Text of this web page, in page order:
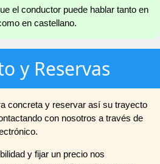
el conductor puede hablar tanto en
en castellano.
y Reservas
concreta y reservar así su trayecto
con nosotros a través de
y fijar un precio nos